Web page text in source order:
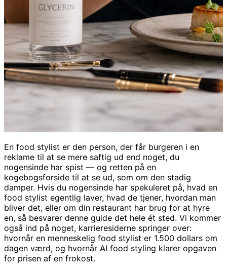
En food stylist er den person, der får burgeren i en
reklame til at se mere saftig ud end noget, du
nogensinde har spist — og retten på en
kogebogsforside til at se ud, som om den stadig
damper. Hvis du nogensinde har spekuleret på, hvad en
food stylist egentlig laver, hvad de tjener, hvordan man
bliver det, eller om din restaurant har brug for at hyre
en, så besvarer denne guide det hele ét sted. Vi kommer
også ind på noget, karrieresiderne springer over:
hvornår en menneskelig food stylist er 1.500 dollars om
dagen værd, og hvornår AI food styling klarer opgaven
for prisen af en frokost.